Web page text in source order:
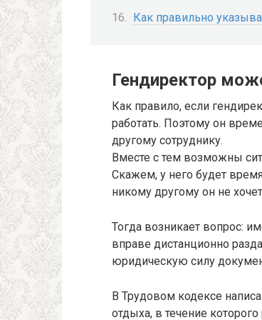
Как правильно
Гендиректор
Как правило, если
работать. Поэтому он
другому сотруднику.
Вместе с тем возможны
Скажем, у него будет
никому другому он не
Тогда возникает вопрос:
вправе дистанционно
юридическую силу
В Трудовом кодексе
отдыха, в течение